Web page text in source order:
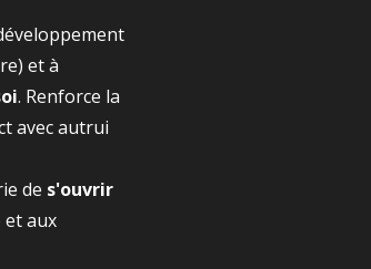
et à
. Renforce la
avec autrui
de s'ouvrir
et aux